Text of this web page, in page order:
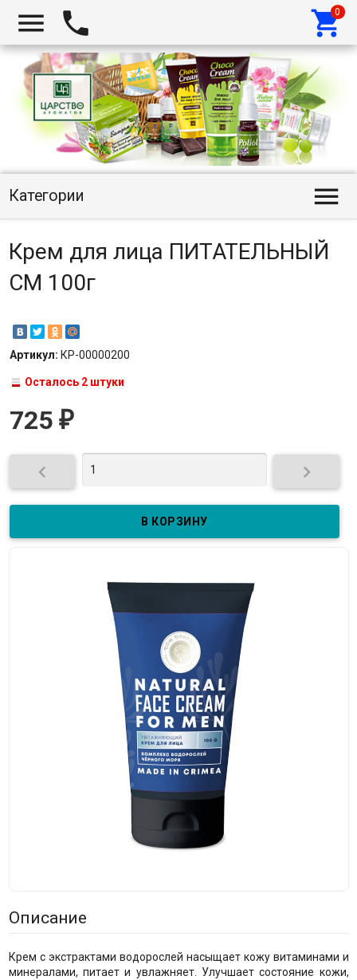
  
Категории 
Крем для лица ПИТАТЕЛЬНЫЙ
СМ 100г
Артикул: КР-00000200
Осталось 2 штуки
725 ₽
 
Описание
Крем с экстрактами водорослей насыщает кожу витаминами и
минералами, питает и увлажняет. Улучшает состояние кожи,